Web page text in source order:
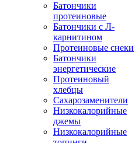
Батончики
протеиновые
Батончики с Л-
карнитином
Протеиновые снеки
Батончики
энергетические
Протеиновый
хлебцы
Сахарозаменители
Низкокалорийные
джемы
Низкокалорийные